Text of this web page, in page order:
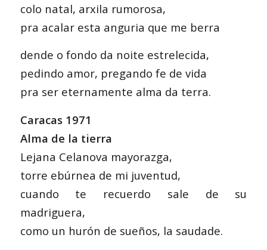
colo natal, arxila rumorosa,
pra acalar esta anguria que me berra
dende o fondo da noite estrelecida,
pedindo amor, pregando fe de vida
pra ser eternamente alma da terra.
Caracas 1971
Alma de la tierra
Lejana Celanova mayorazga,
torre ebúrnea de mi juventud,
cuando te recuerdo sale de su
madriguera,
como un hurón de sueños, la saudade.